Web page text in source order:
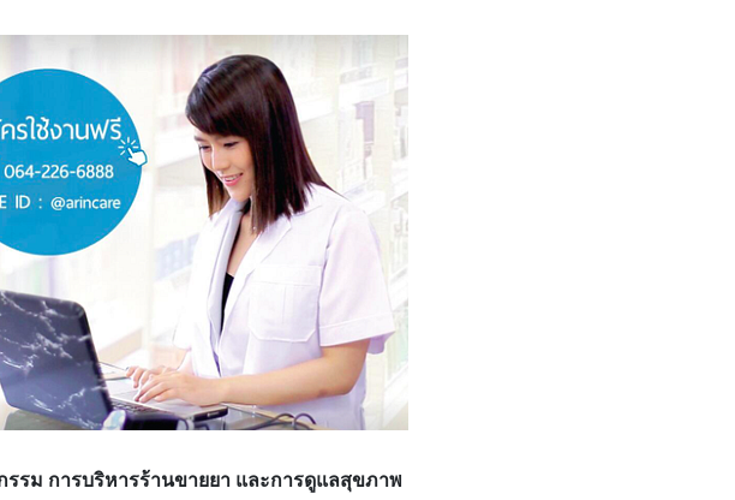
รรม การบริหารร้านขายยา และการดูแลสุขภาพ